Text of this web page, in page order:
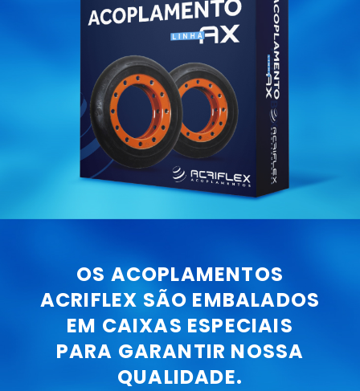
OS ACOPLAMENTOS
ACRIFLEX SÃO EMBALADOS
EM CAIXAS ESPECIAIS
PARA GARANTIR NOSSA
QUALIDADE.